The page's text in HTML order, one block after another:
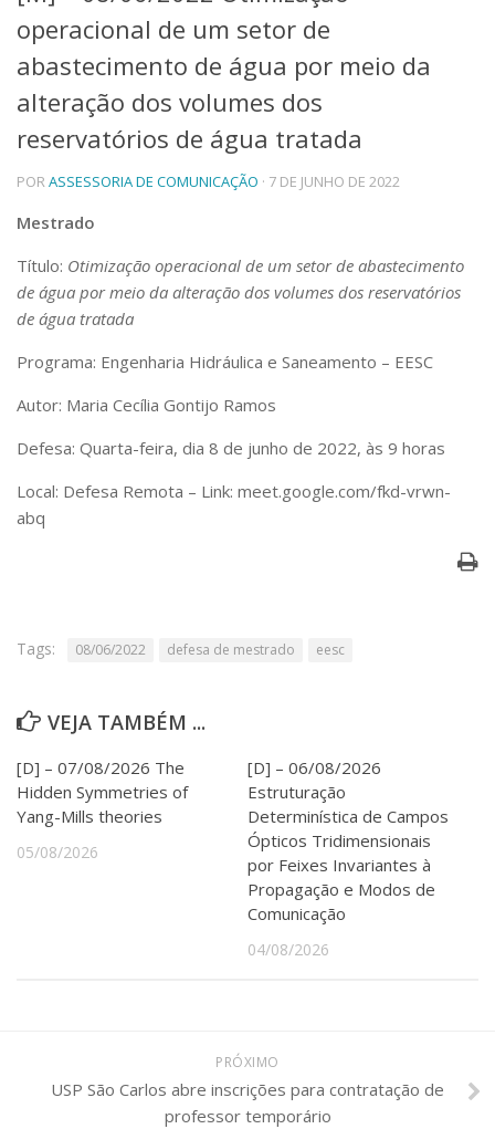
Telefones e Mapas
Pessoas
Ensino
Graduação
Pós-Graduação
Cursos de Extensão
Pesquisa e Inovação
Centros, Núcleos e Projetos em Rede
Pós-doutorado
Iniciação Científica
Empresas Juniores
Extensão à Comunidade
Artes, Cultura e Esportes
Comunicação
Aplicativos e Sites
Agenda de Eventos
Defesa de Teses
operacional de um setor de
abastecimento de água por meio da
alteração dos volumes dos
reservatórios de água tratada
PORASSESSORIA DE COMUNICAÇÃO · 7 DE JUNHO DE 2022
Mestrado
Título: Otimização operacional de um setor de abastecimento
de água por meio da alteração dos volumes dos reservatórios
de água tratada
Programa: Engenharia Hidráulica e Saneamento – EESC
Autor: Maria Cecília Gontijo Ramos
Defesa: Quarta-feira, dia 8 de junho de 2022, às 9 horas
Local: Defesa Remota – Link: meet.google.com/fkd-vrwn-
abq
Tags: 08/06/2022 defesa de mestrado eesc
VEJA TAMBÉM ...
[D] – 07/08/2026 The
Hidden Symmetries of
Yang-Mills theories
05/08/2026
[D] – 06/08/2026
Estruturação
Determinística de Campos
Ópticos Tridimensionais
por Feixes Invariantes à
Propagação e Modos de
Comunicação
04/08/2026
PRÓXIMO
USP São Carlos abre inscrições para contratação de
professor temporário